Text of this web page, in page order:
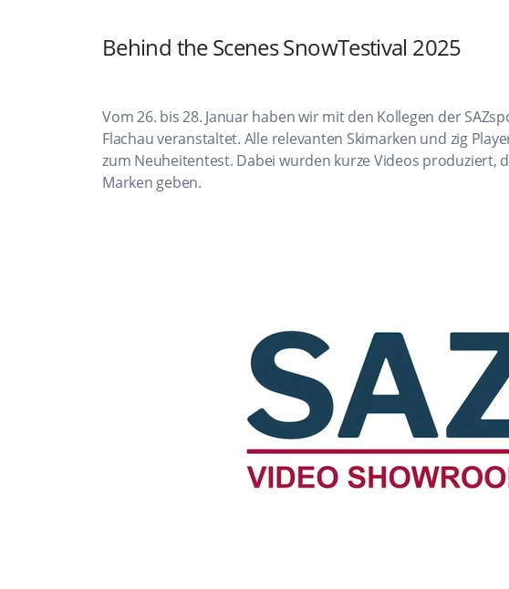
Behind the Scenes SnowTestival 2025
Vom 26. bis 28. Januar haben wir mit den Kollegen der
Flachau veranstaltet. Alle relevanten Skimarken und zig
zum Neuheitentest. Dabei wurden kurze Videos produziert,
Marken geben.